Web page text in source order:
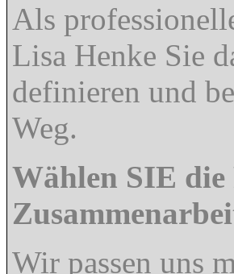
Als
Lisa Henke Sie
definieren und
Weg.
Wählen SIE
Wir passen uns